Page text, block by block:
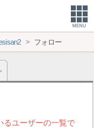
MENU
フォロー
るユーザーの一覧で